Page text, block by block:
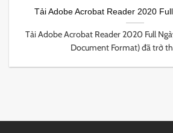
Tải Adobe Acrobat Reader 2020
Tải Adobe Acrobat Reader 2020 Full
Document Format) đã trở